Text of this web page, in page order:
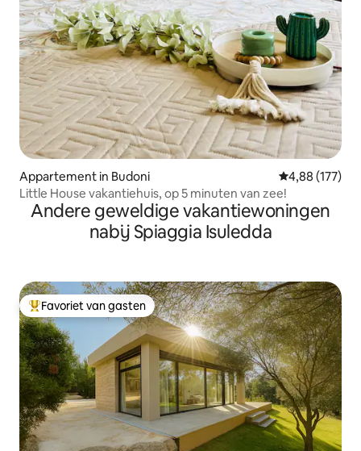
Appartement in Budoni Gemiddelde
4,88 (177)
Little House vakantiehuis, op 5 minuten van zee!
Andere geweldige vakantiewoningen
nabij Spiaggia Isuledda
Topfavoriet van gasten
Favoriet van gasten